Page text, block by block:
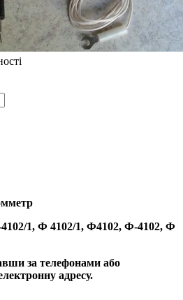
1, Ф 4102/1, Ф4102, Ф-4102, Ф
за телефонами або
адресу.